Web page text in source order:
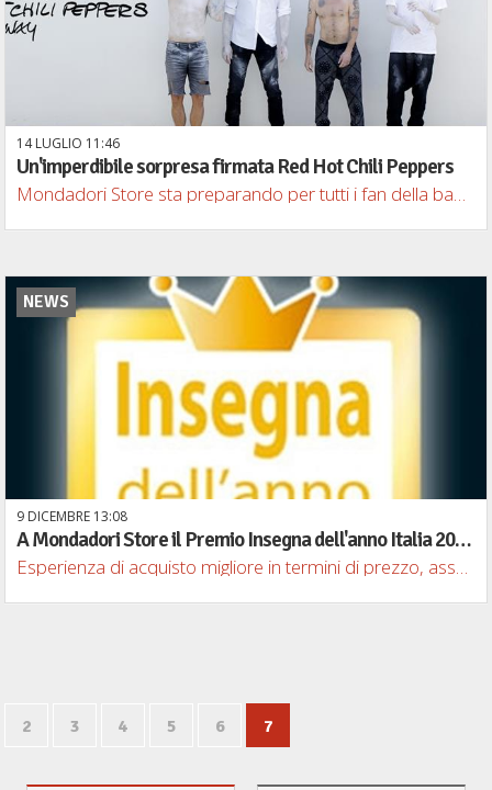
14 LUGLIO 11 46
Un'imperdibile sorpresa firmata Red Hot Chili Peppers
Mondadori Store sta preparando per tutti i fan della band un sogno che potrà diventare finalmente realtà.
NEWS
9 DICEMBRE 13 08
A Mondadori Store il Premio Insegna dell'anno Italia 2015-2016 per la categoria Librerie
Esperienza di acquisto migliore in termini di prezzo, assortimento e servizio
2 3 4 5 6 7